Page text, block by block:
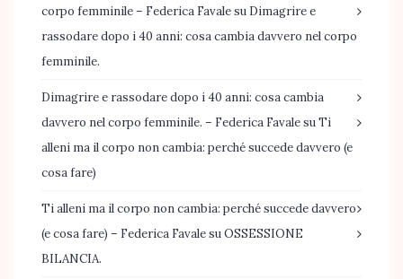
corpo femminile – Federica Favalesu Dimagrire e
rassodare dopo i 40 anni: cosa cambia davvero nel corpo
femminile.
Dimagrire e rassodare dopo i 40 anni: cosa cambia
davvero nel corpo femminile. – Federica FavalesuTi
alleni ma il corpo non cambia: perché succede davvero (e
cosa fare)
Ti alleni ma il corpo non cambia: perché succede davvero
(e cosa fare) – Federica FavalesuOSSESSIONE
BILANCIA.